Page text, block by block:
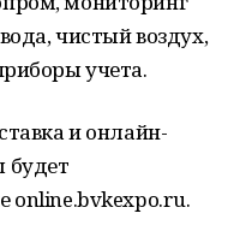
чистый воздух,
учета.
и онлайн-
будет
online.bvkexpo.ru.